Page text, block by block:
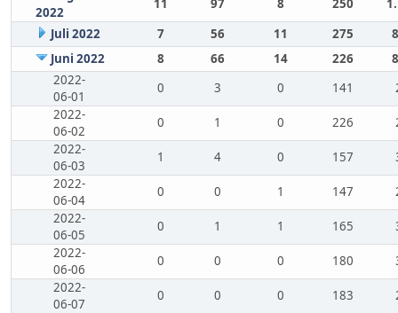
2022
11 97 8 250
Juli 2022
7 56 11 275
Juni 2022
8 66 14 226
2022-
06-01
0 3 0 141
2022-
06-02
0 1 0 226
2022-
06-03
1 4 0 157
2022-
06-04
0 0 1 147
2022-
06-05
0 1 1 165
2022-
06-06
0 0 0 180
2022-
06-07
0 0 0 183